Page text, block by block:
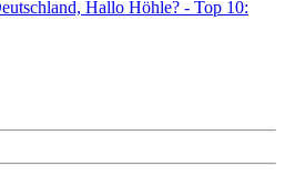
Hallo Höhle? - Top 10: